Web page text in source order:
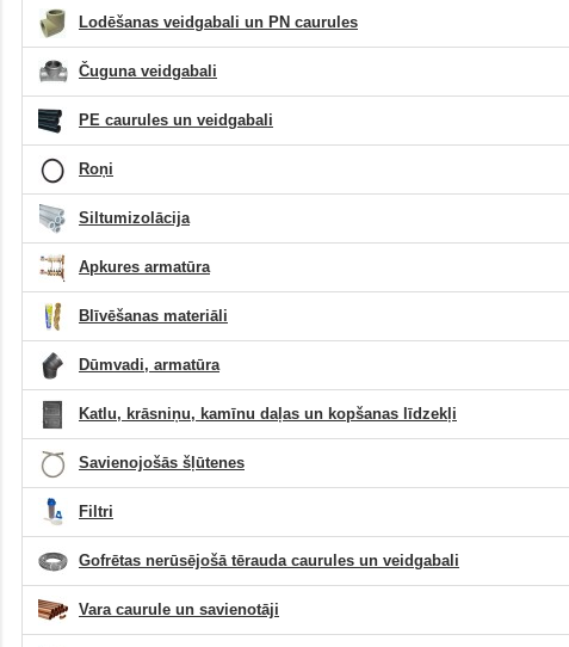
Lodēšanas veidgabali un PN caurules
Čuguna veidgabali
PE caurules un veidgabali
Roņi
Siltumizolācija
Apkures armatūra
Blīvēšanas materiāli
Dūmvadi, armatūra
Katlu, krāsniņu, kamīnu daļas un kopšanas līdzekļi
Savienojošās šļūtenes
Filtri
Gofrētas nerūsējošā tērauda caurules un veidgabali
Vara caurule un savienotāji